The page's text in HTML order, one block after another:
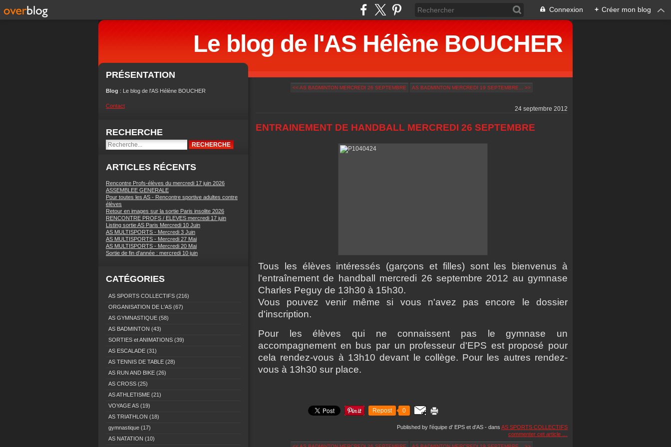
Connexion + Créer mon blog
Le blog de l'AS Hélène BOUCHER
PRÉSENTATION
Blog : Le blog de l'AS Hélène BOUCHER
Contact
RECHERCHE
ARTICLES RÉCENTS
Rencontre Profs-élèves du mercredi 17 juin 2026
ASSEMBLEE GENERALE
Pour toutes les AS - Rencontre sportive adultes contre
élèves
Retour en images sur la sortie Paris insolite 2026
RENCONTRE PROFS / ELEVES mercredi 17 juin
Listing sortie AS Paris Mercredi 10 Juin
AS MULTISPORTS - Mercredi 3 Juin
AS MULTISPORTS - Mercredi 27 Mai
AS MULTISPORTS - Mercredi 20 Mai
Sortie de fin d'année : mercredi 10 juin
CATÉGORIES
AS SPORTS COLLECTIFS (216)
ORGANISATION DE L'AS (67)
AS GYMNASTIQUE (58)
AS BADMINTON (43)
SORTIES et ANIMATIONS (39)
AS ESCALADE (31)
AS TENNIS DE TABLE (28)
AS RUN AND BIKE (26)
AS CROSS (25)
AS ATHLETISME (21)
VOYAGE AS (19)
AS TRIATHLON (18)
gymnastique (17)
AS NATATION (10)
<< AS BADMINTON MERCREDI 26 SEPTEMBRE AS BADMINTON MERCREDI 19 SEPTEMBRE... >>
24 septembre 2012
ENTRAINEMENT DE HANDBALL MERCREDI 26 SEPTEMBRE
Tous les élèves intéressés (garçons et filles) sont les bienvenus à
l'entraînement de handball mercredi 26 septembre 2012 au gymnase
Charles Peguy de 13h30 à 15h30.
Vous pouvez venir même si vous n'avez pas encore le dossier
d'inscription.
Pour les élèves qui ne connaissent pas le gymnase un
accompagnement en bus par un professeur d'EPS est proposé pour
cela rendez-vous à 13h10 devant le collège. Pour les autres rendez-
vous à 13h30 sur place.
Repost 0
Published by l'équipe d' EPS et d'AS - dans AS SPORTS COLLECTIFS
commenter cet article